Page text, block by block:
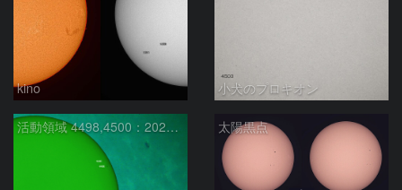
kino 小犬のプロキオン
活動領域 4498,4500：2026/08/08 太陽黒点